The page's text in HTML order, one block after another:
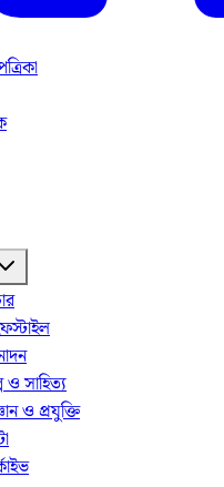
ও সাহিত্য
ও প্রযুক্তি